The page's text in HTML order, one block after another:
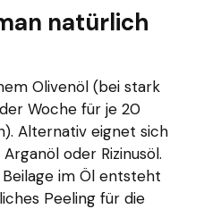
natürlich
Olivenöl (bei stark
Woche für je 20
Alternativ eignet sich
oder Rizinusöl.
im Öl entsteht
Peeling für die